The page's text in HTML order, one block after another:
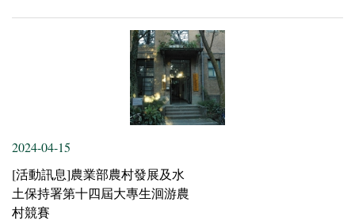
2024-04-15
[活動訊息]農業部農村發展及水
土保持署第十四屆大專生洄游農
村競賽